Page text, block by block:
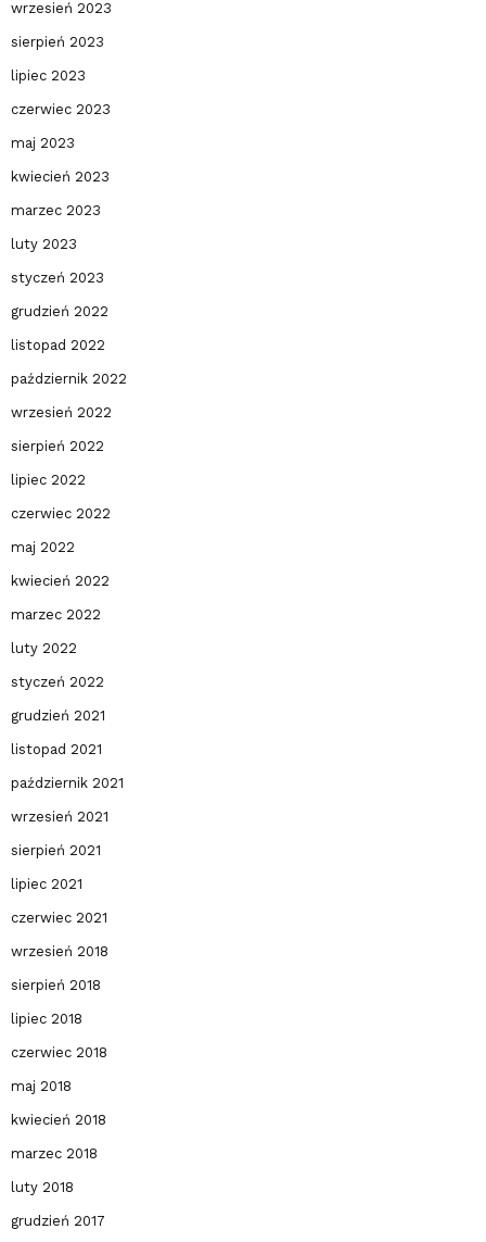
wrzesień 2023
sierpień 2023
lipiec 2023
czerwiec 2023
maj 2023
kwiecień 2023
marzec 2023
luty 2023
styczeń 2023
grudzień 2022
listopad 2022
październik 2022
wrzesień 2022
sierpień 2022
lipiec 2022
czerwiec 2022
maj 2022
kwiecień 2022
marzec 2022
luty 2022
styczeń 2022
grudzień 2021
listopad 2021
październik 2021
wrzesień 2021
sierpień 2021
lipiec 2021
czerwiec 2021
wrzesień 2018
sierpień 2018
lipiec 2018
czerwiec 2018
maj 2018
kwiecień 2018
marzec 2018
luty 2018
grudzień 2017